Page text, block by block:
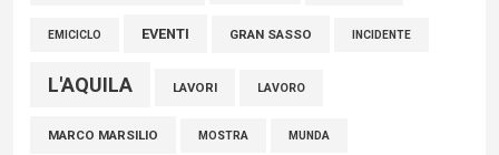
EMICICLO EVENTI GRAN SASSO INCIDENTE
L'AQUILA LAVORI LAVORO
MARCO MARSILIO MOSTRA MUNDA